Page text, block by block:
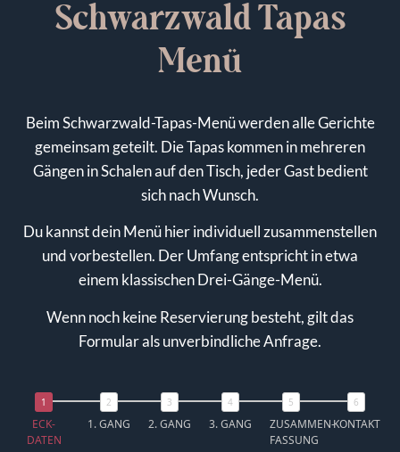
Schwarzwald Tapas
Menü
Beim Schwarzwald-Tapas-Menü werden alle Gerichte
gemeinsam geteilt. Die Tapas kommen in mehreren
Gängen in Schalen auf den Tisch, jeder Gast bedient
sich nach Wunsch.
Du kannst dein Menü hier individuell zusammenstellen
und vorbestellen. Der Umfang entspricht in etwa
einem klassischen Drei-Gänge-Menü.
Wenn noch keine Reservierung besteht, gilt das
Formular als unverbindliche Anfrage.
ECK-
DATEN
1. GANG 2. GANG 3. GANG
ZUSAMMEN-
FASSUNG
KONTAKT